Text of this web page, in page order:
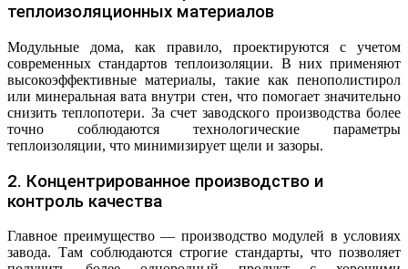
теплоизоляционных материалов
Модульные дома, как правило, проектируются с учетом
современных стандартов теплоизоляции. В них применяют
высокоэффективные материалы, такие как пенополистирол
или минеральная вата внутри стен, что помогает значительно
снизить теплопотери. За счет заводского производства более
точно соблюдаются технологические параметры
теплоизоляции, что минимизирует щели и зазоры.
2. Концентрированное производство и
контроль качества
Главное преимущество — производство модулей в условиях
завода. Там соблюдаются строгие стандарты, что позволяет